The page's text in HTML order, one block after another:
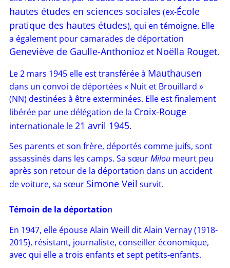
hautes études en sciences sociales (ex-École
pratique des hautes études), qui en témoigne. Elle
a également pour camarades de déportation
Geneviève de Gaulle-Anthoniozet Noëlla Rouget.
Le 2 mars 1945 elle est transférée à Mauthausen
dans un convoi de déportées « Nuit et Brouillard »
(NN) destinées à être exterminées. Elle est finalement
libérée par une délégation de la Croix-Rouge
internationale le21 avril 1945.
Ses parents et son frère, déportés comme juifs, sont
assassinés dans les camps. Sa sœurMiloumeurt peu
après son retour de la déportation dans un accident
de voiture, sa sœur Simone Veil survit.
Témoin de la déportation
En 1947, elle épouse Alain Weill dit Alain Vernay (1918-
2015), résistant, journaliste, conseiller économique,
avec qui elle a trois enfants et sept petits-enfants.